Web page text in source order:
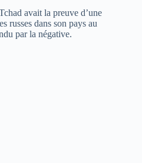
avait la preuve d’une
russes dans son pays au
par la négative.